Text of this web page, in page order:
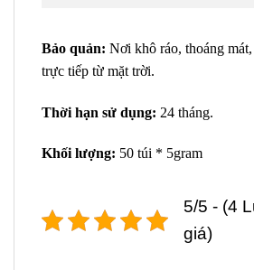
Bảo quản: Nơi khô ráo, thoáng
trực tiếp từ mặt trời.
Thời hạn sử dụng: 24 tháng.
Khối lượng: 50 túi * 5gram
5/5 - (4
giá)